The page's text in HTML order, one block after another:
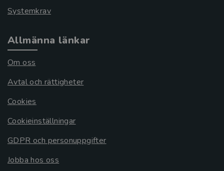
Systemkrav
Allmänna länkar
Om oss
Avtal och rättigheter
Cookies
Cookieinställningar
GDPR och personuppgifter
Jobba hos oss